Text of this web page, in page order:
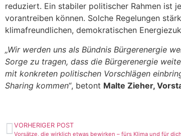
reduziert. Ein stabiler politischer Rahmen ist
vorantreiben können. Solche Regelungen
klimafreundlichen, demokratischen
„Wir werden uns als Bündnis Bürgerenergie
Sorge zu tragen, dass die Bürgerenergie
mit konkreten politischen Vorschlägen
Sharing kommen“, betont Malte Zieher,
VORHERIGER POST
Vorsätze, die wirklich etwas bewirken – fürs Klima und für dich